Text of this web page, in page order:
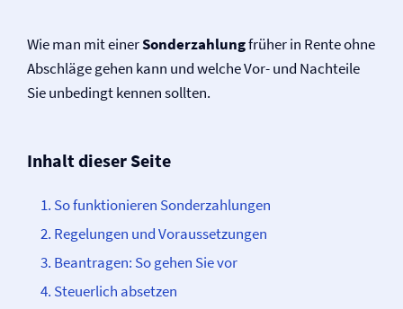
Wie man mit einerSonderzahlungfrüher in Rente ohne
Abschläge gehen kann und welche Vor- und Nachteile
Sie unbedingt kennen sollten.
Inhalt dieser Seite
So funktionieren Sonderzahlungen
Regelungen und Voraussetzungen
Beantragen: So gehen Sie vor
Steuerlich absetzen